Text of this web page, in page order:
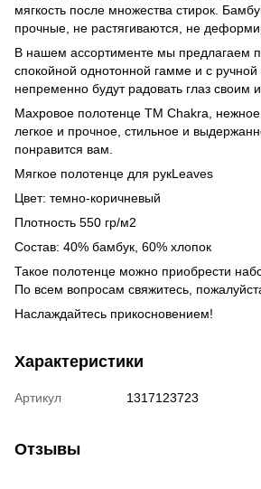
мягкость после множества стирок.
прочные, не растягиваются, не
В нашем ассортименте мы предлагаем
спокойной однотонной гамме и с ручной
непременно будут радовать глаз своим
Махровое полотенце ТМ Сhakra, нежное
легкое и прочное, стильное и
понравится вам.
Мягкое полотенце для рукLeaves
Цвет: темно-коричневый
Плотность 550 гр/м2
Состав: 40% бамбук, 60% хлопок
Такое полотенце можно приобрести
По всем вопросам свяжитесь,
Наслаждайтесь прикосновением!
Характеристики
Артикул 1317123723
Отзывы